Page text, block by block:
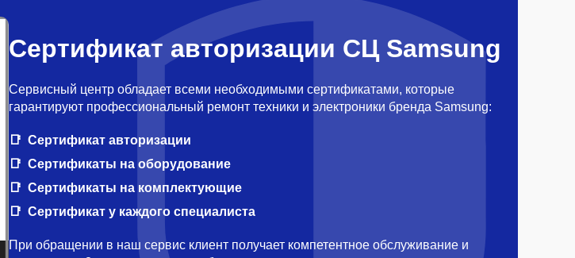
Сертификат авторизации СЦ Samsung
Сервисный центр обладает всеми необходимыми сертификатами, которые
гарантируют профессиональный ремонт техники и электроники бренда Samsung:
Сертификат авторизации
Сертификаты на оборудование
Сертификаты на комплектующие
Сертификат у каждого специалиста
При обращении в наш сервис клиент получает компетентное обслуживание и